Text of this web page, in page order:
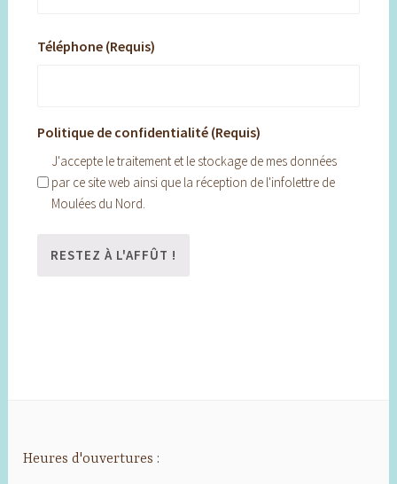
Téléphone (Requis)
Politique de confidentialité (Requis)
J'accepte le traitement et le stockage de mes données
par ce site web ainsi que la réception de l'infolettre de
Moulées du Nord.
Heures d'ouvertures :